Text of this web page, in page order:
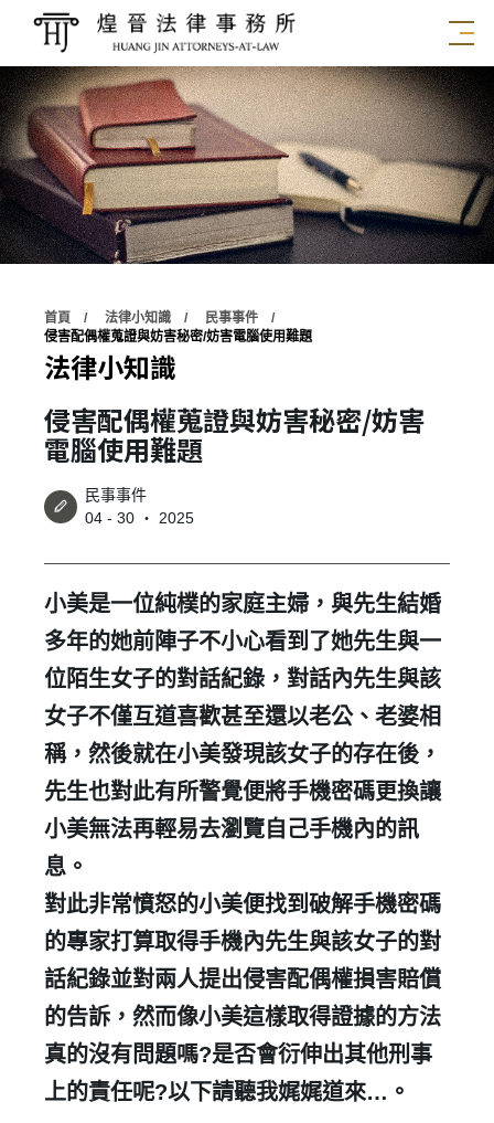
首頁 法律小知識
民事事件
侵害配偶權蒐證與妨害秘密/妨害電腦使用難題
法律小知識
侵害配偶權蒐證與妨害秘密/妨害
電腦使用難題
民事事件
04 - 30 ‧ 2025
小美是一位純樸的家庭主婦，與先生結婚
多年的她前陣子不小心看到了她先生與一
位陌生女子的對話紀錄，對話內先生與該
女子不僅互道喜歡甚至還以老公、老婆相
稱，然後就在小美發現該女子的存在後，
先生也對此有所警覺便將手機密碼更換讓
小美無法再輕易去瀏覽自己手機內的訊
息。
對此非常憤怒的小美便找到破解手機密碼
的專家打算取得手機內先生與該女子的對
話紀錄並對兩人提出侵害配偶權損害賠償
的告訴，然而像小美這樣取得證據的方法
真的沒有問題嗎?是否會衍伸出其他刑事
上的責任呢?以下請聽我娓娓道來… 。